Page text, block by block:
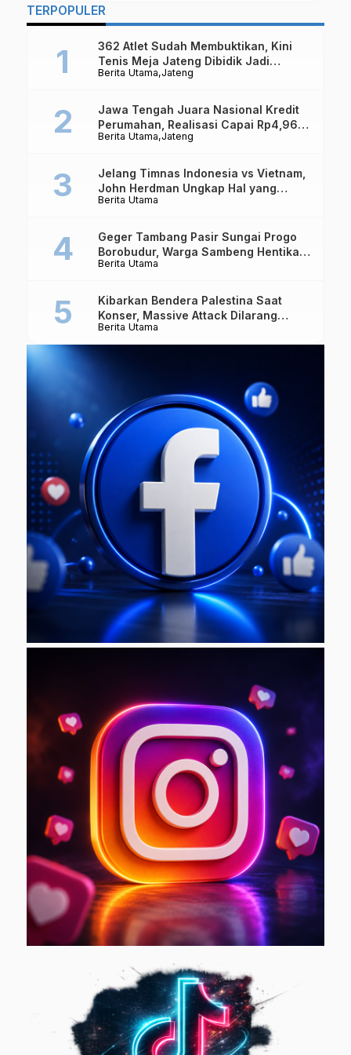
TERPOPULER
Berita Utama Jateng
362 Atlet Sudah Membuktikan, Kini
Tenis Meja Jateng Dibidik Jadi
Kekuatan Nasional
Berita Utama Jateng
Jawa Tengah Juara Nasional Kredit
Perumahan, Realisasi Capai Rp4,96
Triliun
Berita Utama
Jelang Timnas Indonesia vs Vietnam,
John Herdman Ungkap Hal yang
Dipertaruhkan
Berita Utama
Geger Tambang Pasir Sungai Progo
Borobudur, Warga Sambeng Hentikan
Alat Berat dan Usir Truk
Berita Utama
Kibarkan Bendera Palestina Saat
Konser, Massive Attack Dilarang
Masuk Singapura Lagi